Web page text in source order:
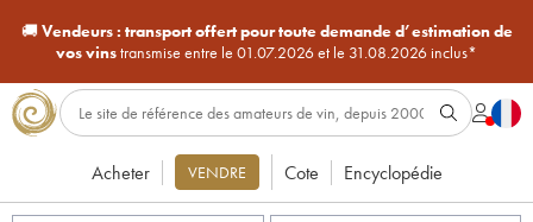
🚚Vendeurs : transport offert pour toute demande d’estimation de
vos vinstransmise entre le 01.07.2026 et le 31.08.2026 inclus*
Acheter VENDRE Cote Encyclopédie